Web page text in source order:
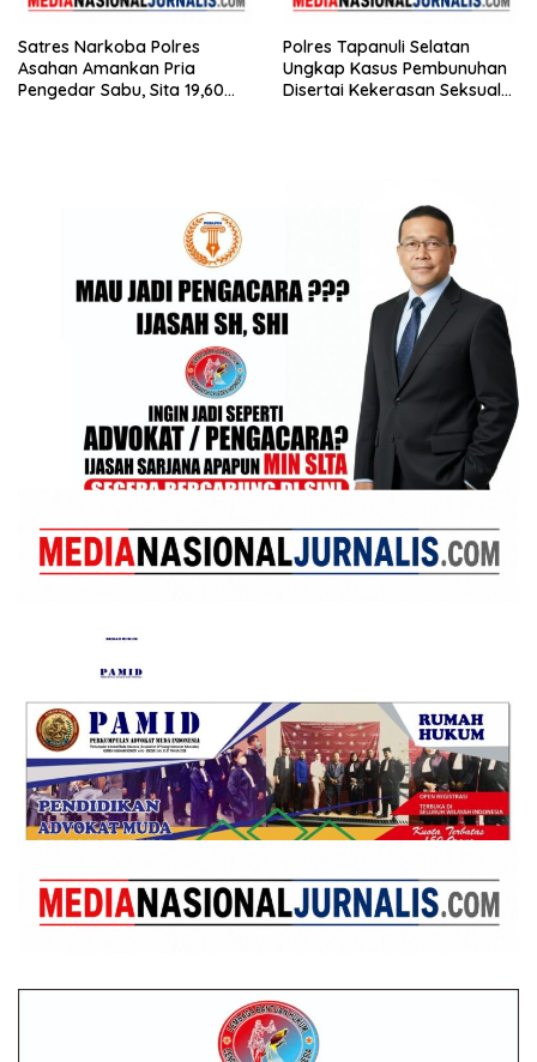
Satres Narkoba Polres
Asahan Amankan Pria
Pengedar Sabu, Sita 19,60
Polres Tapanuli Selatan
Ungkap Kasus Pembunuhan
Disertai Kekerasan Seksual